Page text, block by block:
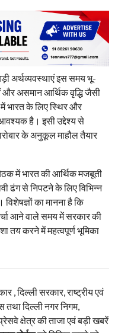
अर्थव्यवस्थाएं इस समय भू-
और असमान आर्थिक वृद्धि जैसी
में भारत के लिए स्थिर और
है। इसी उद्देश्य से
के अनुकूल माहौल तैयार
में भारत की आर्थिक मजबूती
ढंग से निपटने के लिए विभिन्न
विशेषज्ञों का मानना है कि
आने वाले समय में सरकार की
तय करने में महत्वपूर्ण भूमिका
, दिल्ली सरकार, राष्ट्रीय एवं
तथा दिल्ली नगर निगम,
क्षेत्र की ताजा एवं बड़ी खबरें